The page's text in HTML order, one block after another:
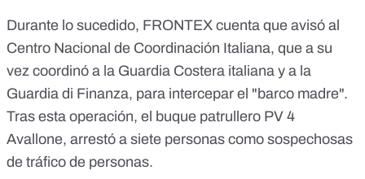
Durante lo sucedido, FRONTEX cuenta que avisó al
Centro Nacional de Coordinación Italiana, que a su
vez coordinó a la Guardia Costera italiana y a la
Guardia di Finanza, para intercepar el "barco madre".
Tras esta operación, el buque patrullero PV 4
Avallone, arrestó a siete personas como sospechosas
de tráfico de personas.